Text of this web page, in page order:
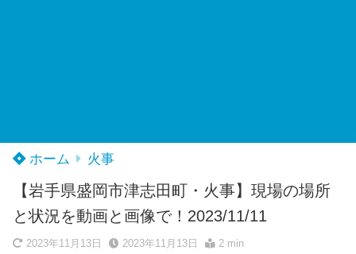
ホーム 火事
【岩手県盛岡市津志田町・火事】現場の場所
と状況を動画と画像で！2023/11/11
2023年11月13日 2023年11月13日 2 min